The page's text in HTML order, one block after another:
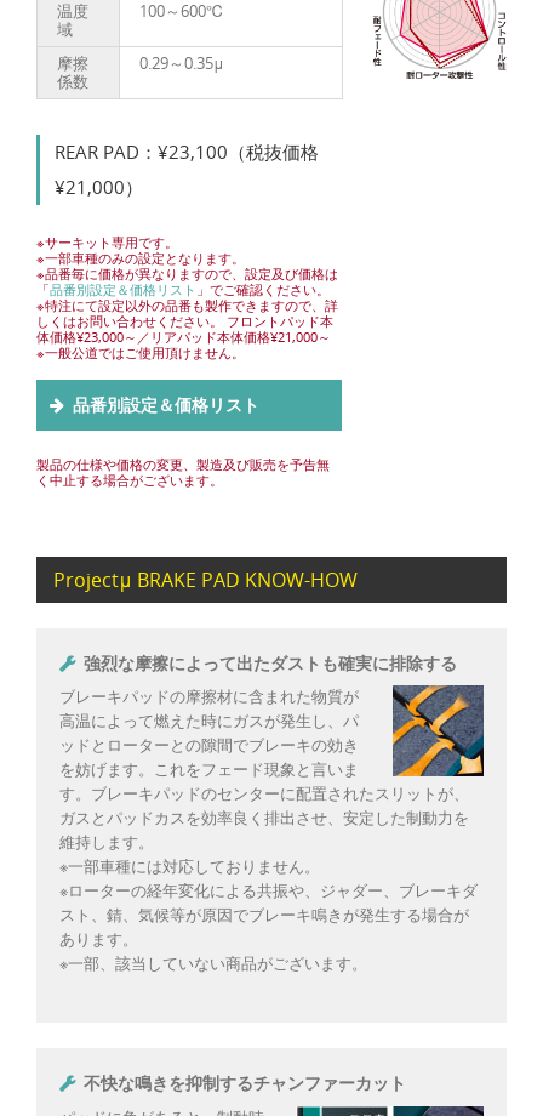
温度
域
100～600℃
摩擦
係数
0.29～0.35μ
REAR PAD：¥23,100（税抜価格
¥21,000）
※サーキット専用です。
※一部車種のみの設定となります。
※品番毎に価格が異なりますので、設定及び価格は
「品番別設定＆価格リスト 」でご確認ください。
※特注にて設定以外の品番も製作できますので、詳
しくはお問い合わせください。 フロントパッド本
体価格¥23,000～／リアパッド本体価格¥21,000～
※一般公道ではご使用頂けません。
品番別設定＆価格リスト
製品の仕様や価格の変更、製造及び販売を予告無
く中止する場合がございます。
Projectμ BRAKE PAD KNOW-HOW
強烈な摩擦によって出たダストも確実に排除する
ブレーキパッドの摩擦材に含まれた物質が
高温によって燃えた時にガスが発生し、パ
ッドとローターとの隙間でブレーキの効き
を妨げます。これをフェード現象と言いま
す。ブレーキパッドのセンターに配置されたスリットが、
ガスとパッドカスを効率良く排出させ、安定した制動力を
維持します。
※一部車種には対応しておりません。
※ローターの経年変化による共振や、ジャダー、ブレーキダ
スト、錆、気候等が原因でブレーキ鳴きが発生する場合が
あります。
※一部、該当していない商品がございます。
不快な鳴きを抑制するチャンファーカット